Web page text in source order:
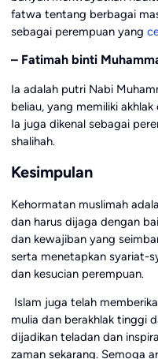
fatwa tentang berbagai
sebagai perempuan yang
– Fatimah binti
Ia adalah putri Nabi
beliau, yang memiliki
Ia juga dikenal sebagai
shalihah.
Kesimpulan
Kehormatan muslimah
dan harus dijaga dengan
dan kewajiban yang
serta menetapkan syariat-
dan kesucian perempuan.
Islam juga telah
mulia dan berakhlak tinggi
dijadikan teladan dan
zaman sekarang. Semoga